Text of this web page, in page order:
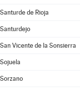
Santurde de Rioja
Santurdejo
San Vicente de la Sonsierra
Sojuela
Sorzano